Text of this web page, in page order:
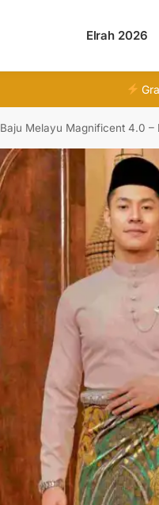
Elrah 2026
Baju Melayu Magnificent 4.0 –